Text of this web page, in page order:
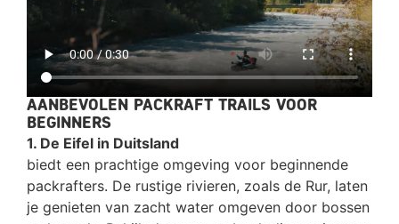
AANBEVOLEN PACKRAFT TRAILS VOOR
BEGINNERS
1. De Eifel in Duitsland
biedt een prachtige omgeving voor beginnende
packrafters. De rustige rivieren, zoals de Rur, laten
je genieten van zacht water omgeven door bossen